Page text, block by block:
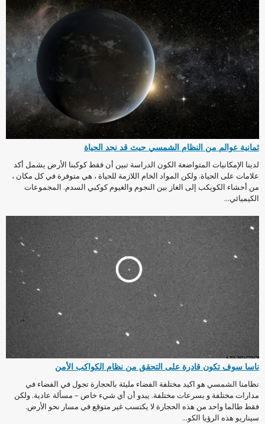
ثمانية عوالم من النظام الشمسي حيث قد نجد الحياة
لدينا الإمكانيات المتواضعة الكون الدراسة تبين أن فقط كوكبنا الأرض يشمل أكد
علامات على الحياة. ولكن المواد الخام اللازمة للحياة ، هي متوفرة في كل مكان ،
من أحشاء الكويكب إلى الغاز بين النجوم والغيوم كوكبي السدم. المجموعات
الكيميائي...
ناسا سوف تكون قادرة على التحقق من نظام الكواكب الأمن
نظامنا الشمسي هو اكيد مختلفة الفضاء مليئة بالحجارة تجول في الفضاء في
مدارات مختلفة و بسرعات مختلفة. يبدو أن أي شيء خاص – مسألة عادية. ولكن
فقط طالما واحد من هذه الحجارة لا يكتسب غير متوقع في مسار نحو الأرض.
سيناريو هذه الرؤيا الكو...